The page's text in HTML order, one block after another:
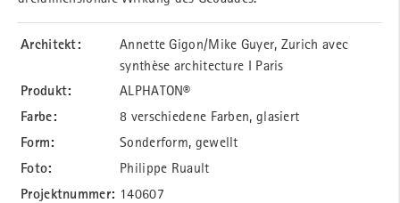
Architekt:
Annette Gigon/Mike Guyer, Zurich avec
synthèse architecture I Paris
Produkt: ALPHATON®
Farbe: 8 verschiedene Farben, glasiert
Form: Sonderform, gewellt
Foto: Philippe Ruault
Projektnummer: 140607